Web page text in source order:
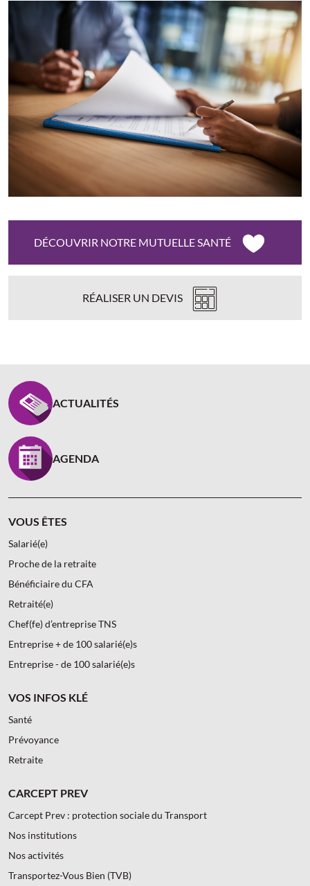
DÉCOUVRIR NOTRE MUTUELLE SANTÉ
RÉALISER UN DEVIS
PIED DE PAGE CARCEPT PREV - ASSUREUR
ACTUALITÉS
AGENDA
VOUS ÊTES
Salarié(e)
Proche de la retraite
Bénéficiaire du CFA
Retraité(e)
Chef(fe) d’entreprise TNS
Entreprise + de 100 salarié(e)s
Entreprise - de 100 salarié(e)s
VOS INFOS KLÉ
Santé
Prévoyance
Retraite
CARCEPT PREV
Carcept Prev : protection sociale du Transport
Nos institutions
Nos activités
Transportez-Vous Bien (TVB)